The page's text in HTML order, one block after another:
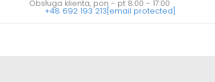
Obsługa klienta, pon - pt 8:00 - 17:00
+48 692 193 213[email protected]